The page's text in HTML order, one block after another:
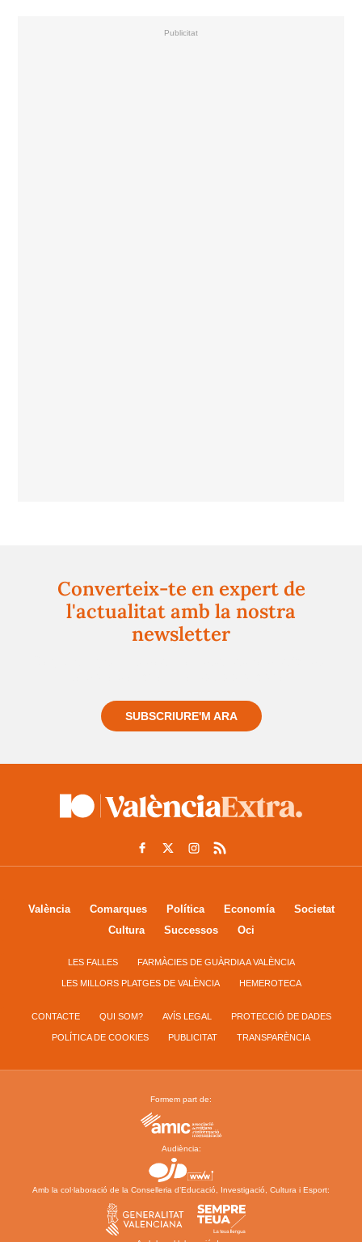
Converteix-te en expert de
l'actualitat amb la nostra
newsletter
SUBSCRIURE'M ARA
València Comarques Política Economía
Societat
Cultura
Successos Oci
LES FALLES FARMÀCIES DE GUÀRDIA A VALÈNCIA
LES MILLORS PLATGES DE VALÈNCIA HEMEROTECA
CONTACTE QUI SOM? AVÍS LEGAL PROTECCIÓ DE DADES
POLÍTICA DE COOKIES PUBLICITAT TRANSPARÈNCIA
Formem part de:
Audiència:
Amb la col·laboració de la Conselleria d’Educació, Investigació, Cultura i Esport: